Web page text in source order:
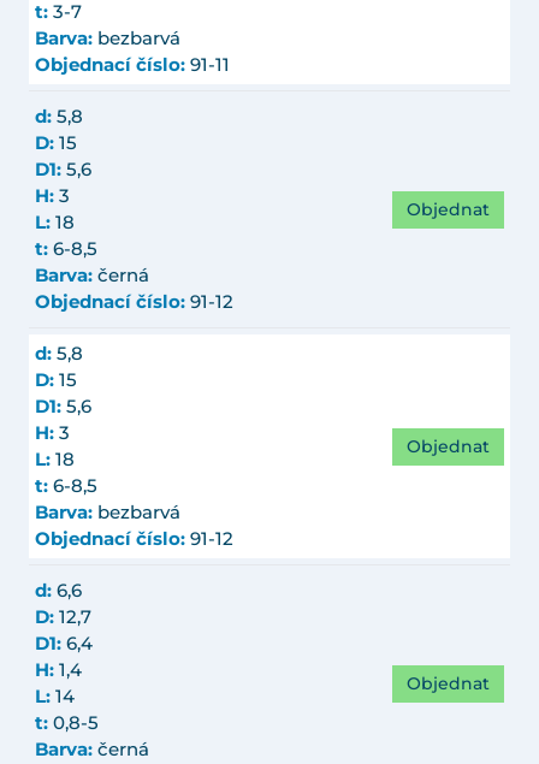
t: 3-7
Barva: bezbarvá
Objednací číslo: 91-11
d: 5,8
D: 15
D1: 5,6
H: 3
L: 18
t: 6-8,5
Barva: černá
Objednací číslo: 91-12
Objednat
d: 5,8
D: 15
D1: 5,6
H: 3
L: 18
t: 6-8,5
Barva: bezbarvá
Objednací číslo: 91-12
Objednat
d: 6,6
D: 12,7
D1: 6,4
H: 1,4
L: 14
t: 0,8-5
Barva: černá
Objednat